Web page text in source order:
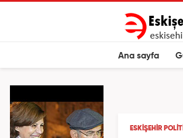
Ana sayfa
ESKIŞEHIR